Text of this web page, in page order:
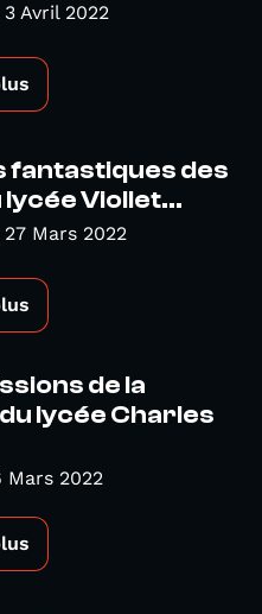
Avril 2022
fantastiques des
Viollet...
Mars 2022
de la
lycée Charles
Mars 2022